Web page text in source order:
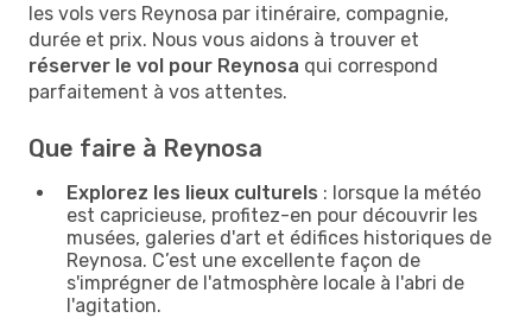
les vols vers Reynosa par itinéraire, compagnie,
durée et prix. Nous vous aidons à trouver et
réserver le vol pour Reynosa qui correspond
parfaitement à vos attentes.
Que faire à Reynosa
Explorez les lieux culturels : lorsque la météo
est capricieuse, profitez-en pour découvrir les
musées, galeries d'art et édifices historiques de
Reynosa. C’est une excellente façon de
s'imprégner de l'atmosphère locale à l'abri de
l'agitation.